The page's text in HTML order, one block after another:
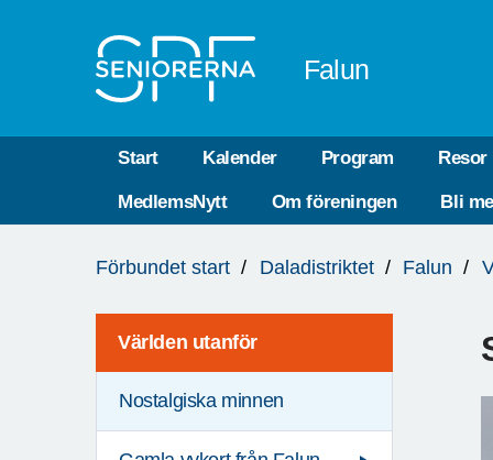
Falun
Start Kalender Program Resor
MedlemsNytt Om föreningen Bli
är
Förbundet start Daladistriktet Falun
Världen utanför
Nostalgiska minnen